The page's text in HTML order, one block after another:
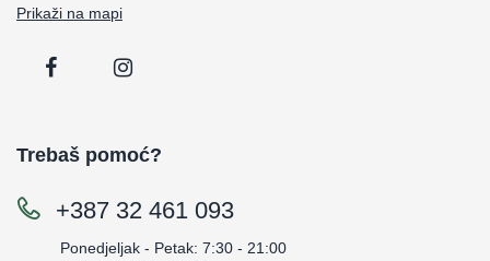
Prikaži na mapi
Trebaš pomoć?
+387 32 461 093
Ponedjeljak - Petak: 7:30 - 21:00